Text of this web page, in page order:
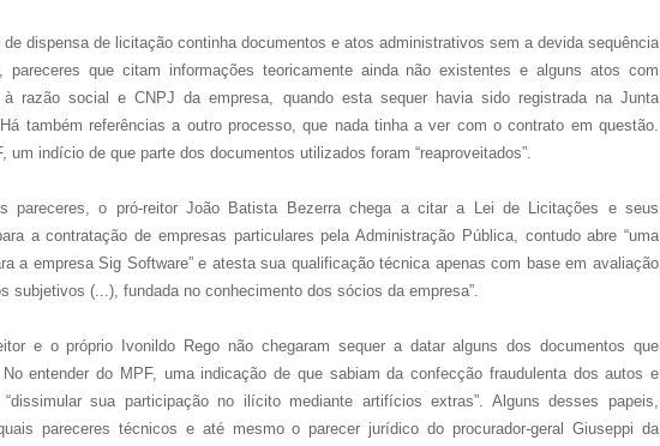
de dispensa de licitação continha documentos e atos administrativos sem a devida sequência
pareceres que citam informações teoricamente ainda não existentes e alguns atos com
à razão social e CNPJ da empresa, quando esta sequer havia sido registrada na Junta
também referências a outro processo, que nada tinha a ver com o contrato em questão.
um indício de que parte dos documentos utilizados foram “reaproveitados”.
pareceres, o pró-reitor João Batista Bezerra chega a citar a Lei de Licitações e seus
a contratação de empresas particulares pela Administração Pública, contudo abre “uma
a empresa Sig Software” e atesta sua qualificação técnica apenas com base em avaliação
subjetivos (...), fundada no conhecimento dos sócios da empresa”.
e o próprio Ivonildo Rego não chegaram sequer a datar alguns dos documentos que
entender do MPF, uma indicação de que sabiam da confecção fraudulenta dos autos e
“dissimular sua participação no ilícito mediante artifícios extras”. Alguns desses papeis,
pareceres técnicos e até mesmo o parecer jurídico do procurador-geral Giuseppi da